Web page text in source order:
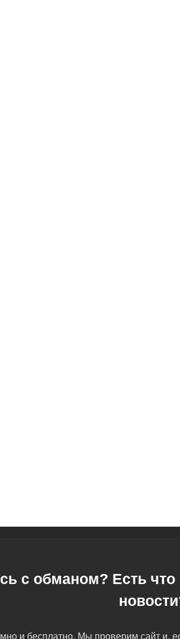
с обманом? Есть что
и бесплатно. Мы проверим сайт и,